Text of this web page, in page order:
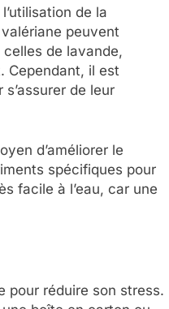
de la
peuvent
de lavande,
Cependant, il est
de leur
d’améliorer le
spécifiques pour
facile à l’eau, car une
pour réduire son stress.